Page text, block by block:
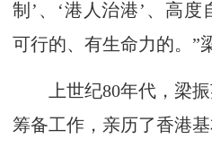
制’、‘港人治港’、高度
可行的、有生命力的。”
上世纪80年代，梁振
筹备工作，亲历了香港